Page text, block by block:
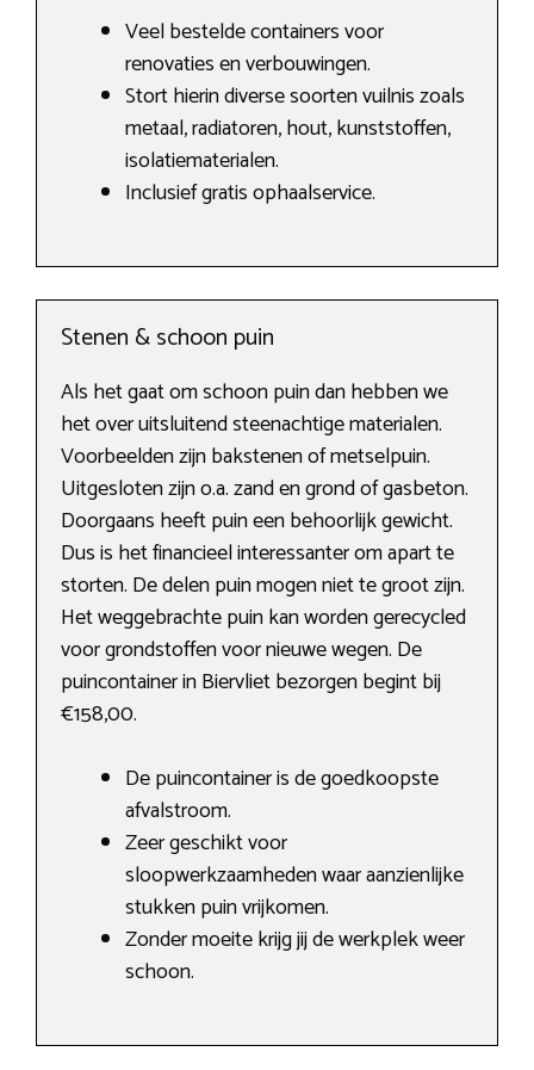
Veel bestelde containers voor
renovaties en verbouwingen.
Stort hierin diverse soorten vuilnis zoals
metaal, radiatoren, hout, kunststoffen,
isolatiematerialen.
Inclusief gratis ophaalservice.
Stenen & schoon puin
Als het gaat om schoon puin dan hebben we
het over uitsluitend steenachtige materialen.
Voorbeelden zijn bakstenen of metselpuin.
Uitgesloten zijn o.a. zand en grond of gasbeton.
Doorgaans heeft puin een behoorlijk gewicht.
Dus is het financieel interessanter om apart te
storten. De delen puin mogen niet te groot zijn.
Het weggebrachte puin kan worden gerecycled
voor grondstoffen voor nieuwe wegen. De
puincontainer in Biervliet bezorgen begint bij
€158,00.
De puincontainer is de goedkoopste
afvalstroom.
Zeer geschikt voor
sloopwerkzaamheden waar aanzienlijke
stukken puin vrijkomen.
Zonder moeite krijg jij de werkplek weer
schoon.